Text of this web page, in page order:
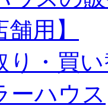
用】
り・買
ーハウス